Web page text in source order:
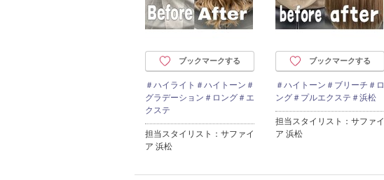
ブックマークする
＃ハイライト＃ハイトーン＃
グラデーション＃ロング＃エ
クステ
担当スタイリスト：サファイ
ア 浜松
ブックマークする
＃ハイトーン＃ブリーチ＃ロ
ング＃プルエクステ＃浜松
担当スタイリスト：サファイ
ア 浜松